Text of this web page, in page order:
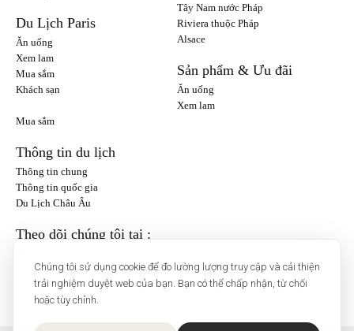
Chúng tôi sử dụng cookie để đo lường lượng truy cập và cải thiện
trải nghiệm duyệt web của bạn. Bạn có thể chấp nhận, từ chối
hoặc tùy chỉnh.
Du Lịch Paris
Ăn uống
Xem lam
Mua sắm
Khách sạn
Tây Nam nước Pháp
Riviera thuộc Pháp
Alsace
Sản phẩm & Ưu đãi
Ăn uống
Xem lam
Mua sắm
Thông tin du lịch
Thông tin chung
Thông tin quốc gia
Du Lịch Châu Âu
Theo dõi chúng tôi tại :